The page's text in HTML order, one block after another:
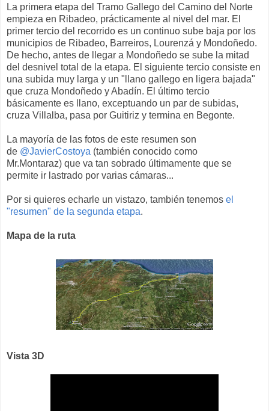
La primera etapa del Tramo Gallego del Camino del Norte
empieza en Ribadeo, prácticamente al nivel del mar. El
primer tercio del recorrido es un continuo sube baja por los
municipios de Ribadeo, Barreiros, Lourenzá y Mondoñedo.
De hecho, antes de llegar a Mondoñedo se sube la mitad
del desnivel total de la etapa. El siguiente tercio consiste en
una subida muy larga y un "llano gallego en ligera bajada"
que cruza Mondoñedo y Abadín. El último tercio
básicamente es llano, exceptuando un par de subidas,
cruza Villalba, pasa por Guitiriz y termina en Begonte.
La mayoría de las fotos de este resumen son
de @JavierCostoya (también conocido como
Mr.Montaraz) que va tan sobrado últimamente que se
permite ir lastrado por varias cámaras...
Por si quieres echarle un vistazo, también tenemos el
"resumen" de la segunda etapa.
Mapa de la ruta
Vista 3D